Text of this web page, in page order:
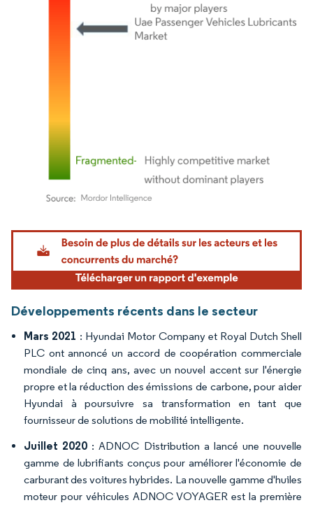
Image © Mordor Intelligence. La réutilisation nécessite une attribution sous CC BY
Développements récents dans le secteur
Mars 2021 : Hyundai Motor Company et Royal Dutch Shell
PLC ont annoncé un accord de coopération commerciale
mondiale de cinq ans, avec un nouvel accent sur l'énergie
propre et la réduction des émissions de carbone, pour aider
Hyundai à poursuivre sa transformation en tant que
fournisseur de solutions de mobilité intelligente.
Juillet 2020 : ADNOC Distribution a lancé une nouvelle
gamme de lubrifiants conçus pour améliorer l'économie de
carburant des voitures hybrides. La nouvelle gamme d'huiles
moteur pour véhicules ADNOC VOYAGER est la première